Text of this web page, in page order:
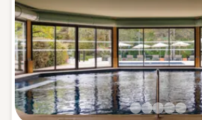
Distance de chez vous
Établissements proches de
Km